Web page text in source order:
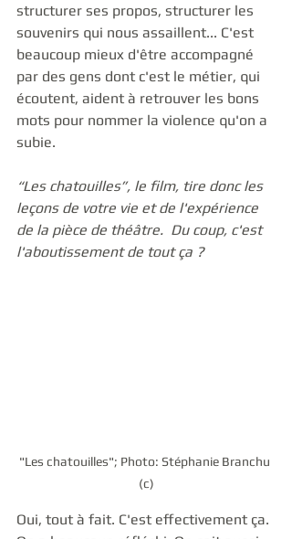
structurer ses propos, structurer les
souvenirs qui nous assaillent... C'est
beaucoup mieux d'être accompagné
par des gens dont c'est le métier, qui
écoutent, aident à retrouver les bons
mots pour nommer la violence qu'on a
subie.
“Les chatouilles”, le film, tire donc les
leçons de votre vie et de l'expérience
de la pièce de théâtre.  Du coup, c'est
l'aboutissement de tout ça ?
"Les chatouilles"; Photo: Stéphanie Branchu
(c)
Oui, tout à fait. C'est effectivement ça.